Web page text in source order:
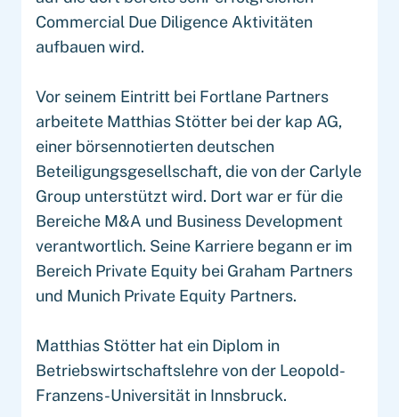
Commercial Due Diligence Aktivitäten
aufbauen wird.
Vor seinem Eintritt bei Fortlane Partners
arbeitete Matthias Stötter bei der kap AG,
einer börsennotierten deutschen
Beteiligungsgesellschaft, die von der Carlyle
Group unterstützt wird. Dort war er für die
Bereiche M&A und Business Development
verantwortlich. Seine Karriere begann er im
Bereich Private Equity bei Graham Partners
und Munich Private Equity Partners.
Matthias Stötter hat ein Diplom in
Betriebswirtschaftslehre von der Leopold-
Franzens-Universität in Innsbruck.